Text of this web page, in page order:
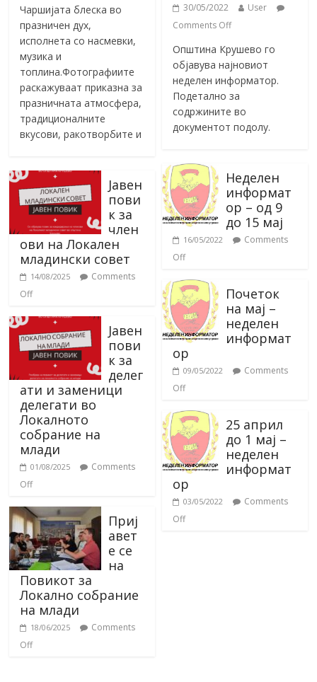
Чаршијата блеска во
празничен дух,
исполнета со насмевки,
музика и
топлина.Фотографиите
раскажуваат приказна за
празничната атмосфера,
традиционалните
вкусови, ракотворбите и
Јавен
пови
к за
член
ови на Локален
младински совет
14/08/2025
Comments
Off
Јавен
пови
к за
делег
ати и заменици
делегати во
Локалното
собрание на
млади
01/08/2025
Comments
Off
Приј
авет
е се
на
Повикот за
Локално собрание
на млади
18/06/2025
Comments
Off
30/05/2022
User
Comments Off
Општина Крушево го
објавува најновиот
неделен информатор.
Подетално за
содржините во
документот подолу.
Неделен
информат
ор – од 9
до 15 мај
16/05/2022
Comments
Off
Почеток
на мај –
неделен
информат
ор
09/05/2022
Comments
Off
25 април
до 1 мај –
неделен
информат
ор
03/05/2022
Comments
Off